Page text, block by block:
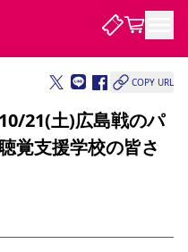
・席種 購入方法
COPY URL
21(土)広島戦のパ
覚支援学校の皆さ